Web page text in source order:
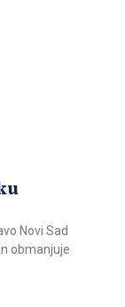
Novi Sad
obmanjuje